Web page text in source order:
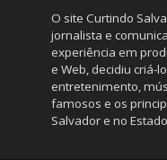
O site Curtindo
jornalista e
experiência em
e Web, decidiu criá-
entretenimento,
famosos e os
Salvador e no